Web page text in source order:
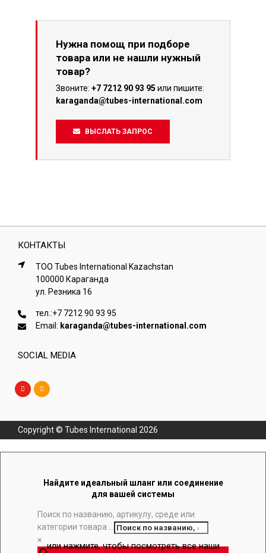
Нужна помощ при подборе
товара или не нашли нужный
товар?
Звоните: +7 7212 90 93 95 или пишите:
karaganda@tubes-international.com
ВЫСЛАТЬ ЗАПРОС
КОНТАКТЫ
ТОО Tubes International Kazachstan
100000 Караганда
ул. Резника 16
тел.:+7 7212 90 93 95
Email: karaganda@tubes-international.com
SOCIAL MEDIA
Copyright © Tubes International 2026
Найдите идеальный шланг или соединение
для вашей системы
Поиск по названию, артикулу, среде или
категории товара ...
×
или нажмите, чтобы посмотреть все наши